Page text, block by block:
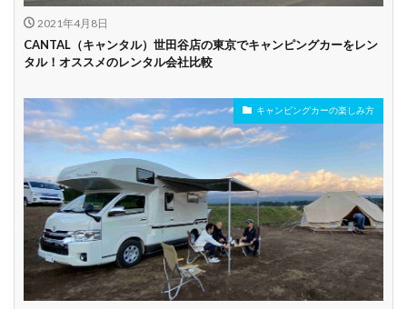
ビジネス利用 カップル向き ファミリー向き
貸し出しオプショ
ン充実
新車多数あり
試乗プラン有り
キャンペーン開催
中
長期割引
学割 早割
2021年4月8日
CANTAL（キャンタル）世田谷店の東京でキャンピングカーをレン
タル！オススメのレンタル会社比較
キャンピングカーの楽しみ方